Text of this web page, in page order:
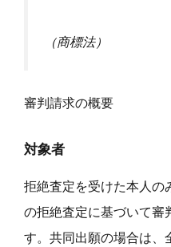
（商標法）
審判請求の概要
対象者
拒絶査定を受けた本人の
の拒絶査定に基づいて審
す。共同出願の場合は、